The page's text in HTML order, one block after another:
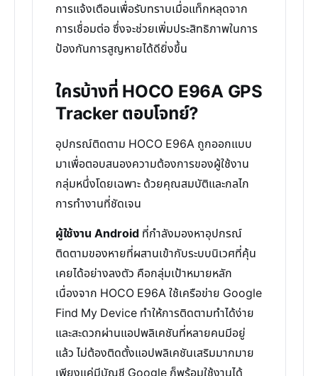
การแจ้งเตือนเพื่อรับทราบเมื่อแท็กหลุดจาก
การเชื่อมต่อ ซึ่งจะช่วยเพิ่มประสิทธิภาพในการ
ป้องกันการสูญหายได้ดียิ่งขึ้น
ใครบ้างที่ HOCO E96A GPS
Tracker ตอบโจทย์?
อุปกรณ์ติดตาม HOCO E96A ถูกออกแบบ
มาเพื่อตอบสนองความต้องการของผู้ใช้งาน
กลุ่มหนึ่งโดยเฉพาะ ด้วยคุณสมบัติและกลไก
การทำงานที่ชัดเจน
ผู้ใช้งาน Android ที่กำลังมองหาอุปกรณ์
ติดตามของหายที่ผสานเข้ากับระบบนิเวศที่คุ้น
เคยได้อย่างลงตัว คือกลุ่มเป้าหมายหลัก
เนื่องจาก HOCO E96A ใช้เครือข่าย Google
Find My Device ทำให้การติดตามทำได้ง่าย
และสะดวกผ่านแอปพลิเคชันที่หลายคนมีอยู่
แล้ว ไม่ต้องติดตั้งแอปพลิเคชันเสริมมากมาย